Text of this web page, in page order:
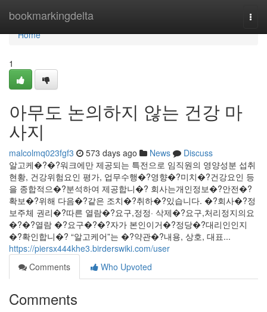
bookmarkingdelta
Home
Home
1
아무도 논의하지 않는 건강 마
사지
malcolmq023fgf3 573 days ago News
Discuss
알고케�?�?워크에만 제공되는 특전으로 임직원의 영양성분 섭취
현황, 건강위험요인 평가, 업무수행�?영향�?미치�?건강요인 등
을 종합적으�?분석하여 제공합니�? ‍회사는개인정보�?안전�?
확보�?위해 다음�?같은 조치�?취하�?있습니다. �?회사�?정
보주체 권리�?따른 열람�?요구,정정· 삭제�?요구,처리정지의요
�?�?열람 �?요구�?�?자가 본인이거�?정당�?대리인인지
�?확인합니�? ‍“알고케어”는 �?약관�?내용, 상호, 대표...
https://piersx444khe3.birderswiki.com/user
Comments
Who Upvoted
Comments